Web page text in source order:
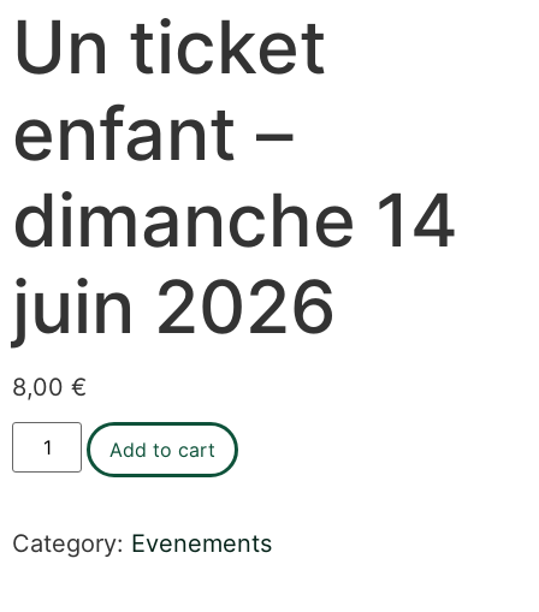
Un ticket
enfant –
dimanche 14
juin 2026
8,00 €
Add to cart
Category: Evenements